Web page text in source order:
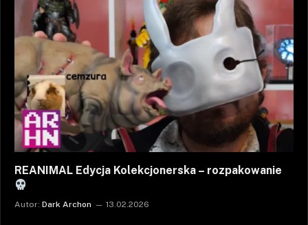
REANIMAL Edycja Kolekcjonerska – rozpakowanie
Autor: Dark Archon 13.02.2026